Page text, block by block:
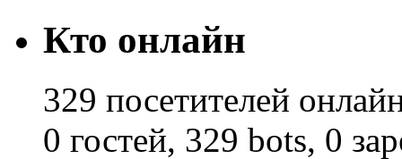
Кто онлайн
329 посетителей
0 гостей, 329 bots, 0